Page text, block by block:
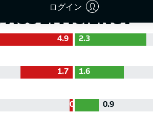
ログイン
EFFICIENCY
4.9
2.3
1.7
1.6
0.1
0.9